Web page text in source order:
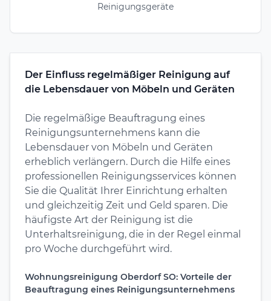
Reinigungsgeräte
Der Einfluss regelmäßiger Reinigung auf
die Lebensdauer von Möbeln und Geräten
Die regelmäßige Beauftragung eines
Reinigungsunternehmens kann die
Lebensdauer von Möbeln und Geräten
erheblich verlängern. Durch die Hilfe eines
professionellen Reinigungsservices können
Sie die Qualität Ihrer Einrichtung erhalten
und gleichzeitig Zeit und Geld sparen. Die
häufigste Art der Reinigung ist die
Unterhaltsreinigung, die in der Regel einmal
pro Woche durchgeführt wird.
Wohnungsreinigung Oberdorf SO: Vorteile der
Beauftragung eines Reinigungsunternehmens